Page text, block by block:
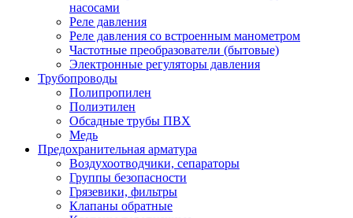
насосами
Реле давления
Реле давления со встроенным манометром
Частотные преобразователи (бытовые)
Электронные регуляторы давления
Трубопроводы
Полипропилен
Полиэтилен
Обсадные трубы ПВХ
Медь
Предохранительная арматура
Воздухоотводчики, сепараторы
Группы безопасности
Грязевики, фильтры
Клапаны обратные